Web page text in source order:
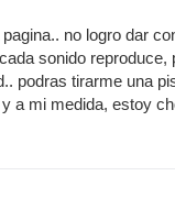
no logro dar
sonido reproduce,
podras tirarme una
a mi medida, estoy